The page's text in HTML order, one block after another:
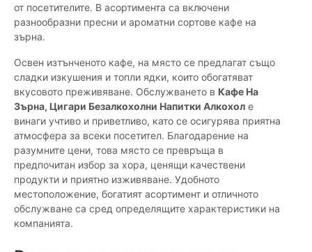
от посетителите. В асортимента са включени
разнообразни пресни и ароматни сортове кафе на
зърна.
Освен изтънченото кафе, на място се предлагат също
сладки изкушения и топли ядки, които обогатяват
вкусовото преживяване. Обслужването в Кафе На
Зърна, Цигари Безалкохолни Напитки Алкохол е
винаги учтиво и приветливо, като се осигурява приятна
атмосфера за всеки посетител. Благодарение на
разумните цени, това място се превръща в
предпочитан избор за хора, ценящи качествени
продукти и приятно изживяване. Удобното
местоположение, богатият асортимент и отличното
обслужване са сред определящите характеристики на
компанията.